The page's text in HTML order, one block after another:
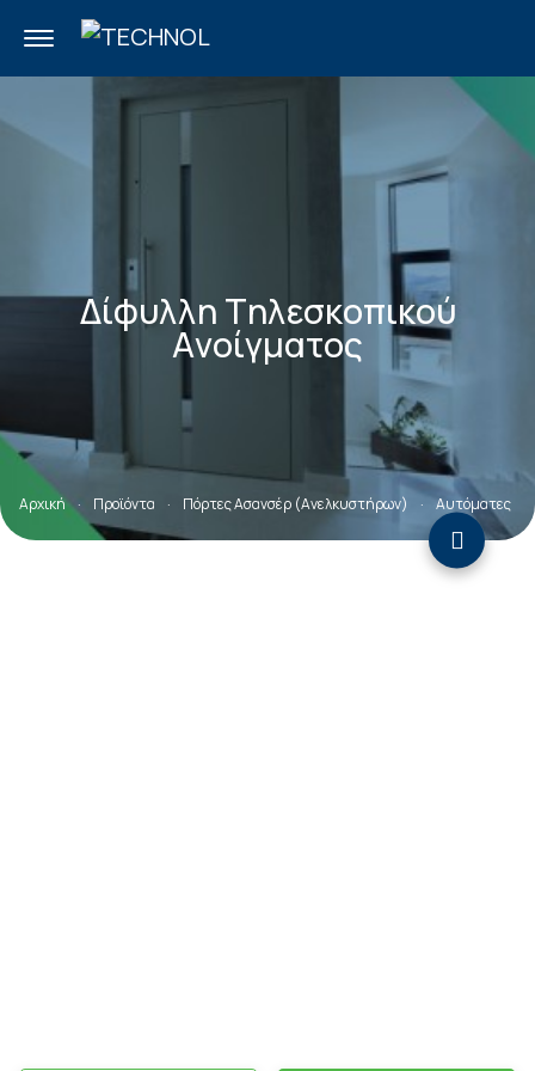
TECHNOL
Δίφυλλη Τηλεσκοπικού
Ανοίγματος
Αρχική · Προϊόντα · Πόρτες Ασανσέρ (Ανελκυστήρων) · Αυτόματες